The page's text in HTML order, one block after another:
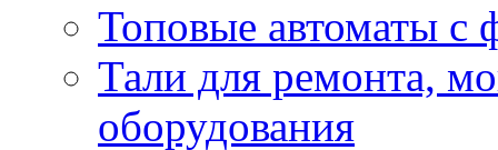
Топовые автоматы с
Тали для ремонта,
оборудования